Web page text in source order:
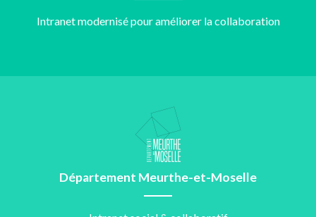
Intranet modernisé pour améliorer la collaboration
Département Meurthe-et-Moselle